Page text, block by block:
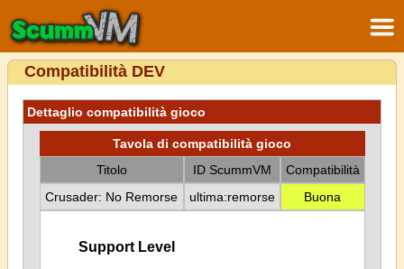
Compatibilità DEV
Dettaglio compatibilità gioco
Tavola di compatibilità gioco
Titolo
ID ScummVM
Compatibilità
Crusader: No Remorse
ultima:remorse Buona
Support Level